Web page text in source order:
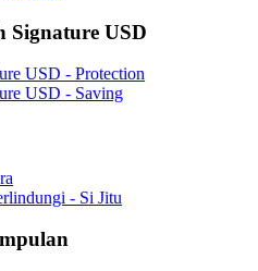
Signature USD
USD - Protection
USD - Saving
- Si Jitu